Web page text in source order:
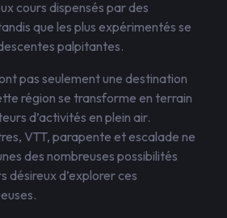
cours dispensés par des
que les plus expérimentés se
palpitantes.
pas seulement une destination
région se transforme en terrain
d’activités en plein air.
VTT, parapente et escalade ne
des nombreuses possibilités
désireux d’explorer ces